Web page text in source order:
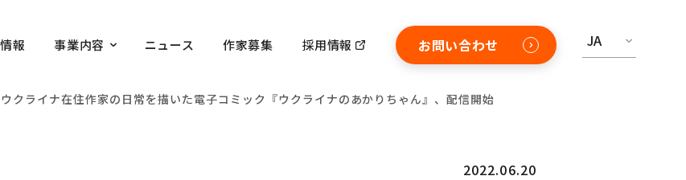
報 事業内容 ニュース 作家募集 採用情報 お問い合わせ JA
クライナ在住作家の日常を描いた電子コミック『ウクライナのあかりちゃん』、配信開始
2022.06.20